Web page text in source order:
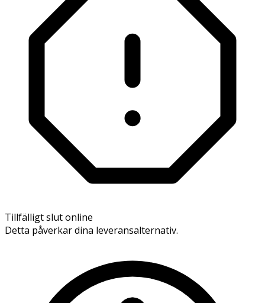
Tillfälligt slut online
Detta påverkar dina leveransalternativ.